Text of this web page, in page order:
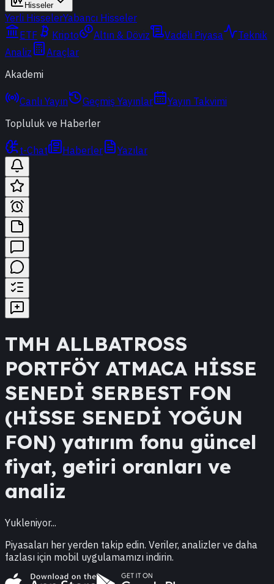
Hisseler
Yerli HisselerYabancı Hisseler
ETF
Kripto Altın & Döviz Vadeli Piyasa
Teknik
Analiz
Araçlar
Akademi
Canlı Yayın Geçmiş Yayınlar
Yayın Takvimi
Topluluk ve Haberler
t-Chat Haberler Yazılar
TMH ALLBATROSS
PORTFÖY ATMACA HİSSE
SENEDİ SERBEST FON
(HİSSE SENEDİ YOĞUN
FON) yatırım fonu güncel
fiyat, getiri oranları ve
analiz
Yukleniyor...
Piyasaları her yerden takip edin. Veriler, analizler ve daha
fazlası için mobil uygulamamızı indirin.